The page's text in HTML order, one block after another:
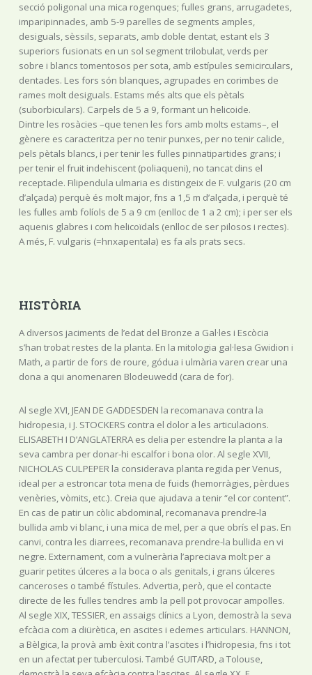
secció poligonal una mica rogenques; fulles grans, arrugadetes,
imparipinnades, amb 5-9 parelles de segments amples,
desiguals, sèssils, separats, amb doble dentat, estant els 3
superiors fusionats en un sol segment trilobulat, verds per
sobre i blancs tomentosos per sota, amb estípules semicirculars,
dentades. Les fors són blanques, agrupades en corimbes de
rames molt desiguals. Estams més alts que els pètals
(suborbiculars). Carpels de 5 a 9, formant un helicoide.
Dintre les rosàcies –que tenen les fors amb molts estams–, el
gènere es caracteritza per no tenir punxes, per no tenir calicle,
pels pètals blancs, i per tenir les fulles pinnatipartides grans; i
per tenir el fruit indehiscent (poliaqueni), no tancat dins el
receptacle. Filipendula ulmaria es distingeix de F. vulgaris (20 cm
d’alçada) perquè és molt major, fns a 1,5 m d’alçada, i perquè té
les fulles amb folíols de 5 a 9 cm (enlloc de 1 a 2 cm); i per ser els
aquenis glabres i com helicoïdals (enlloc de ser pilosos i rectes).
A més, F. vulgaris (=hnxapentala) es fa als prats secs.
HISTÒRIA
A diversos jaciments de l’edat del Bronze a Gal·les i Escòcia
s’han trobat restes de la planta. En la mitologia gal·lesa Gwidion i
Math, a partir de fors de roure, gódua i ulmària varen crear una
dona a qui anomenaren Blodeuwedd (cara de for).
Al segle XVI, JEAN DE GADDESDEN la recomanava contra la
hidropesia, i J. STOCKERS contra el dolor a les articulacions.
ELISABETH I D’ANGLATERRA es delia per estendre la planta a la
seva cambra per donar-hi escalfor i bona olor. Al segle XVII,
NICHOLAS CULPEPER la considerava planta regida per Venus,
ideal per a estroncar tota mena de fuids (hemorràgies, pèrdues
venèries, vòmits, etc.). Creia que ajudava a tenir “el cor content”.
En cas de patir un còlic abdominal, recomanava prendre-la
bullida amb vi blanc, i una mica de mel, per a que obrís el pas. En
canvi, contra les diarrees, recomanava prendre-la bullida en vi
negre. Externament, com a vulnerària l’apreciava molt per a
guarir petites úlceres a la boca o als genitals, i grans úlceres
canceroses o també fístules. Advertia, però, que el contacte
directe de les fulles tendres amb la pell pot provocar ampolles.
Al segle XIX, TESSIER, en assaigs clínics a Lyon, demostrà la seva
efcàcia com a diürètica, en ascites i edemes articulars. HANNON,
a Bèlgica, la provà amb èxit contra l’ascites i l’hidropesia, fns i tot
en un afectat per tuberculosi. També GUITARD, a Tolouse,